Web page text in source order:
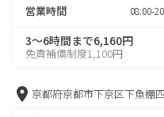
営業時間 08:00-
3～6時間まで6,160円
免責補償制度1,100円
京都府京都市下京区下魚棚